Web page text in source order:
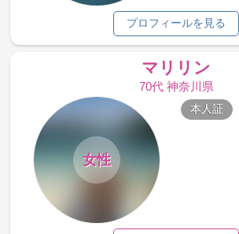
プロフィールを見る
マリリン
70代 神奈川県
女性
本人証